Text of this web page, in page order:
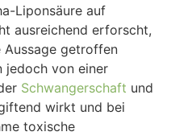
Liponsäure auf
ausreichend erforscht,
Aussage getroffen
jedoch von einer
Schwangerschaft und
wirkt und bei
toxische